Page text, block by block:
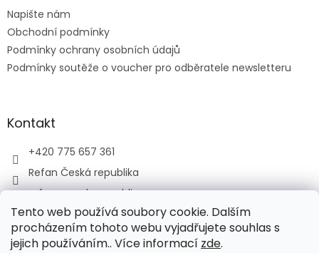
Tento web používá soubory cookie. Dalším
procházením tohoto webu vyjadřujete souhlas s
jejich používáním.. Více informací zde.
Napište nám
Obchodní podmínky
Podmínky ochrany osobních údajů
Podmínky soutěže o voucher pro odběratele newsletteru
Kontakt
+420 775 657 361
Refan Česká republika
refan_czech_republic